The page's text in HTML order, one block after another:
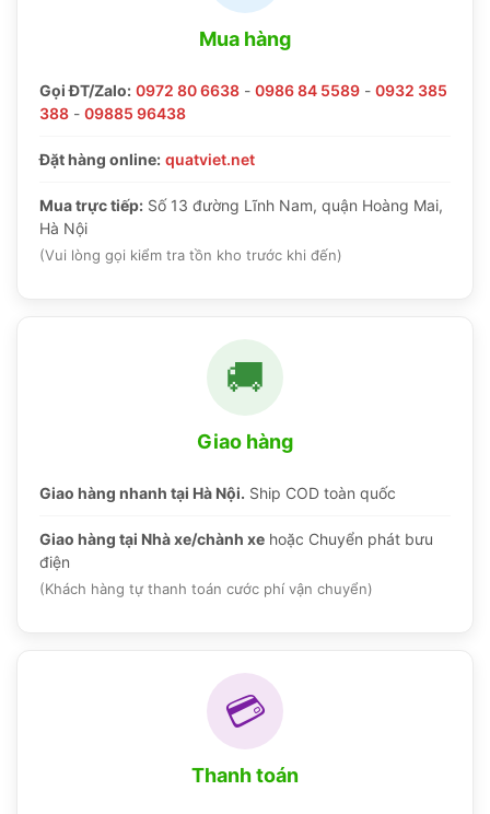
Mua hàng
Gọi ĐT/Zalo: 0972 80 6638 - 0986 84 5589 - 0932 385
388 - 09885 96438
Đặt hàng online: quatviet.net
Mua trực tiếp: Số 13 đường Lĩnh Nam, quận Hoàng Mai,
Hà Nội
(Vui lòng gọi kiểm tra tồn kho trước khi đến)
🚚
Giao hàng
Giao hàng nhanh tại Hà Nội. Ship COD toàn quốc
Giao hàng tại Nhà xe/chành xe hoặc Chuyển phát bưu
điện
(Khách hàng tự thanh toán cước phí vận chuyển)
💳
Thanh toán